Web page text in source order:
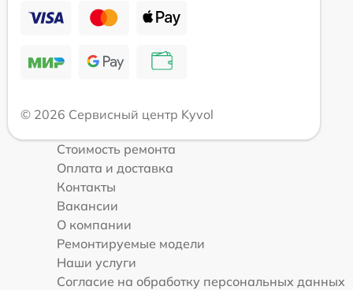
© 2026 Сервисный центр Kyvol
Стоимость ремонта
Оплата и доставка
Контакты
Вакансии
О компании
Ремонтируемые модели
Наши услуги
Согласие на обработку персональных данных